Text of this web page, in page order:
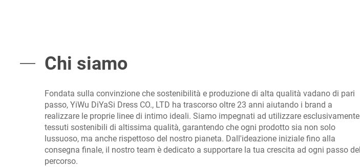
Chi siamo
Fondata sulla convinzione che sostenibilità e produzione di alta qualità vadano di pari
passo, YiWu DiYaSi Dress CO., LTD ha trascorso oltre 23 anni aiutando i brand a
realizzare le proprie linee di intimo ideali. Siamo impegnati ad utilizzare esclusivamente
tessuti sostenibili di altissima qualità, garantendo che ogni prodotto sia non solo
lussuoso, ma anche rispettoso del nostro pianeta. Dall'ideazione iniziale fino alla
consegna finale, il nostro team è dedicato a supportare la tua crescita ad ogni passo del
percorso.